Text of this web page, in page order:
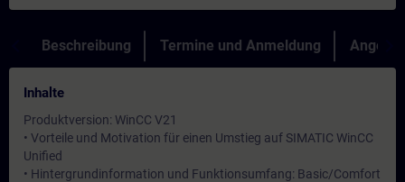
Beschreibung Termine und Anmeldung Angebot
Inhalte
Produktversion: WinCC V21
• Vorteile und Motivation für einen Umstieg auf SIMATIC WinCC
Unified
• Hintergrundinformation und Funktionsumfang: Basic/Comfort